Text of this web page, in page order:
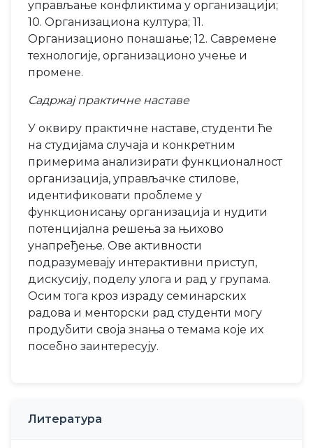
управљање конфликтима у организацији;
10. Организациона култура; 11.
Организационо понашање; 12. Савремене
технологије, организационо учење и
промене.
Садржај практичне наставе
У оквиру практичне наставе, студенти ће
на студијама случаја и конкретним
примерима анализирати функционалност
организација, управљачке стилове,
идентификовати проблеме у
функционисању организација и нудити
потенцијална решења за њихово
унапређење. Ове активности
подразумевају интерактивни приступ,
дискусију, поделу улога и рад у групама.
Осим тога кроз израду семинарских
радова и менторски рад студенти могу
продубити своја знања о темама које их
посебно заинтересују.
Литература